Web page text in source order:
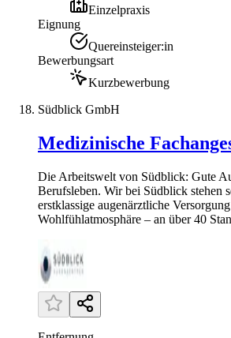
Einzelpraxis
Eignung
Quereinsteiger:in
Bewerbungsart
Kurzbewerbung
Südblick GmbH
Medizinische
Die Arbeitswelt von Südblick: Gute
Berufsleben. Wir bei Südblick stehen
erstklassige augenärztliche
Wohlfühlatmosphäre – an über 40